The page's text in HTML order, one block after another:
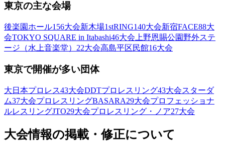
東京の主な会場
後楽園ホール156大会新木場1stRING140大会新宿FACE88大
会TOKYO SQUARE in Itabashi46大会 上野恩賜公園野外ステ
ージ（水上音楽堂） 22大会高島平区民館16大会
東京で開催が多い団体
大日本プロレス43大会DDTプロレスリング43大会スターダ
ム37大会プロレスリングBASARA29大会プロフェッショナ
ルレスリングJTO29大会プロレスリング・ノア27大会
大会情報の掲載・修正について